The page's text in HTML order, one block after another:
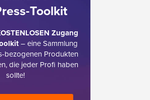
Toolkit
Zugang
– eine Sammlung
bezogenen Produkten
die jeder Profi haben
sollte!